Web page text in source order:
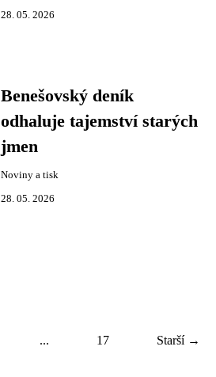
28. 05. 2026
Benešovský deník
odhaluje tajemství starých
jmen
Noviny a tisk
28. 05. 2026
... 17 Starší →